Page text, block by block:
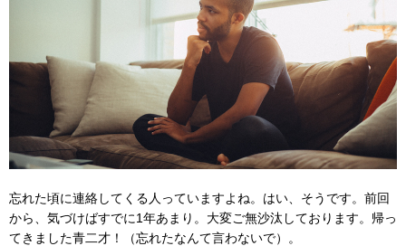
忘れた頃に連絡してくる人っていますよね。はい、そうです。前回
から、気づけばすでに1年あまり。大変ご無沙汰しております。帰っ
てきました青二才！（忘れたなんて言わないで）。